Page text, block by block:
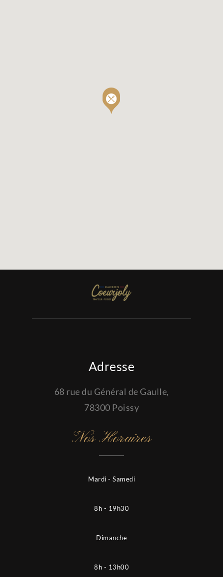
Adresse
68 rue du Général de Gaulle,
78300 Poissy
Nos Horaires
Mardi - Samedi
8h - 19h30
Dimanche
8h - 13h00